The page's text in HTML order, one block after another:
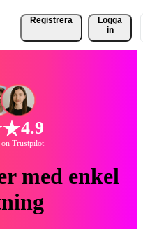
Registrera
Logga
in
4.9
Trustpilot
med enkel